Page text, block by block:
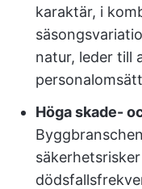
karaktär, i
natur, leder till
Höga skade-